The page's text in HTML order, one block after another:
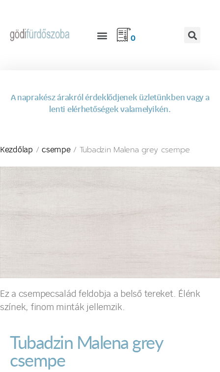
0
A naprakész árakról érdeklődjenek üzletünkben vagy a
lenti elérhetőségek valamelyikén.
Kezdőlap /csempe/ Tubadzin Malena grey csempe
Ez a csempecsalád feldobja a belső tereket. Élénk
színek, finom minták jellemzik.
Tubadzin Malena grey
csempe